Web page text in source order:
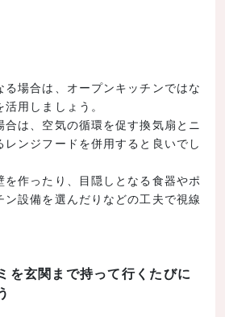
場合は、オープンキッチンではな
用しましょう。
合は、空気の循環を促す換気扇とニ
レンジフードを併用すると良いでし
作ったり、目隠しとなる食器やポ
ン設備を選んだりなどの工夫で視線
玄関まで持って行くたびに